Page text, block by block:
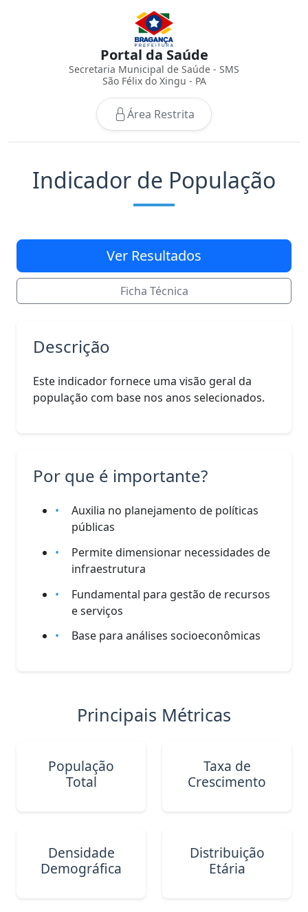
Portal da Saúde
Secretaria Municipal de Saúde - SMS
São Félix do Xingu - PA
Área Restrita
Indicador de População
Ver Resultados
Ficha Técnica
Descrição
Este indicador fornece uma visão geral da
população com base nos anos selecionados.
Por que é importante?
Auxilia no planejamento de políticas
públicas
Permite dimensionar necessidades de
infraestrutura
Fundamental para gestão de recursos
e serviços
Base para análises socioeconômicas
Principais Métricas
População
Total
Taxa de
Crescimento
Densidade
Demográfica
Distribuição
Etária